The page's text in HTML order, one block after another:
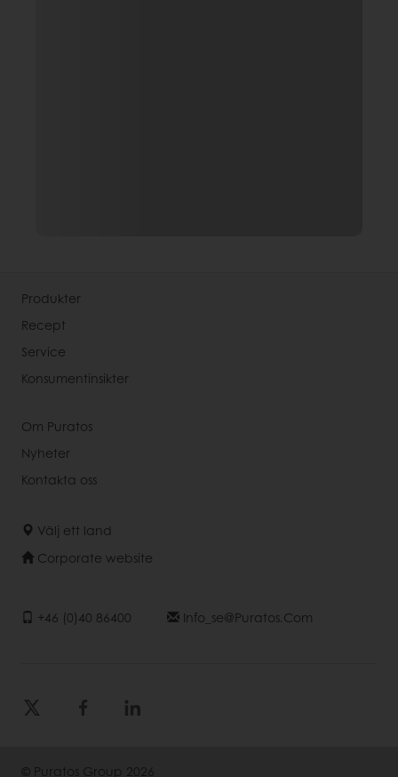
Produkter
Recept
Service
Konsumentinsikter
Om Puratos
Nyheter
Kontakta oss
Välj ett land
Corporate website
+46 (0)40 86400 Info_se@puratos.com
© Puratos Group 2026